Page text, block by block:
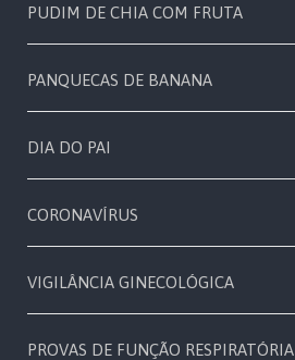
PUDIM DE CHIA COM FRUTA
PANQUECAS DE BANANA
DIA DO PAI
CORONAVÍRUS
VIGILÂNCIA GINECOLÓGICA
PROVAS DE FUNÇÃO RESPIRATÓRIA